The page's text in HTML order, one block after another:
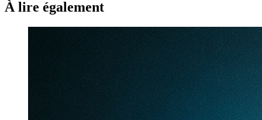
À lire également